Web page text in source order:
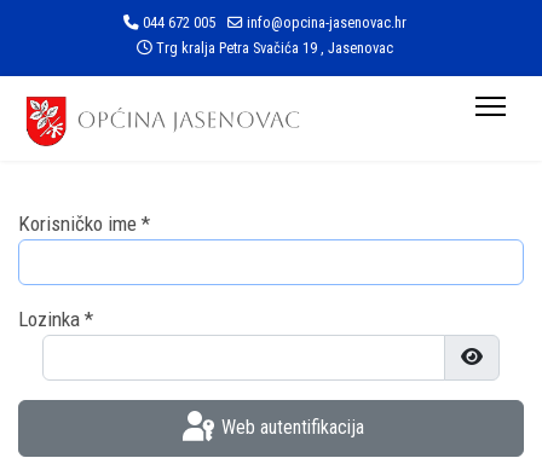
044 672 005
info@opcina-jasenovac.hr
Trg kralja Petra Svačića 19 , Jasenovac
Korisničko ime *
Lozinka *
Prikaži
Web autentifikacija